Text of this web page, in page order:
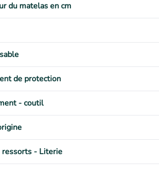
du matelas en cm
de protection
- coutil
ressorts - Literie